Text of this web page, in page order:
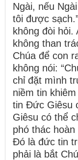
Ngài, nếu
tôi được
không đòi hỏi.
không than
Chúa để con
không nói:
chỉ đặt mình
niềm tin khiêm
tin Đức Giêsu
Giêsu có thể
phó thác
Đó là đức tin
phải là bắt